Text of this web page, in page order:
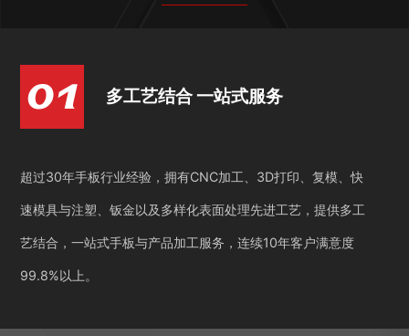
多工艺结合 一站式服务
超过30年手板行业经验，拥有CNC加工、3D打印、复模、快
速模具与注塑、钣金以及多样化表面处理先进工艺，提供多工
艺结合，一站式手板与产品加工服务，连续10年客户满意度
99.8%以上。